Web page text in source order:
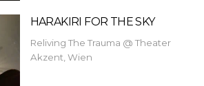
HARAKIRI FOR THE SKY
Reliving The Trauma @ Theater
Akzent, Wien